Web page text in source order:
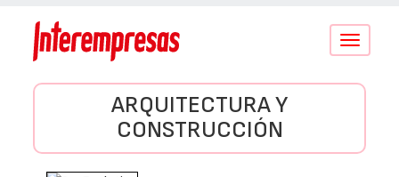
Conmutar
ARQUITECTURA Y
CONSTRUCCIÓN